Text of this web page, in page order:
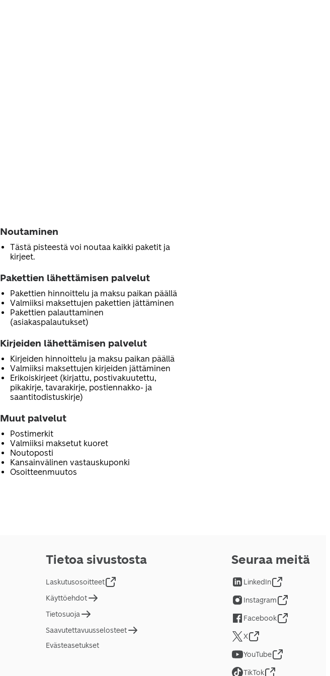
Noutaminen
Tästä pisteestä voi noutaa kaikki paketit ja
kirjeet.
Pakettien lähettämisen palvelut
Pakettien hinnoittelu ja maksu paikan päällä
Valmiiksi maksettujen pakettien jättäminen
Pakettien palauttaminen
(asiakaspalautukset)
Kirjeiden lähettämisen palvelut
Kirjeiden hinnoittelu ja maksu paikan päällä
Valmiiksi maksettujen kirjeiden jättäminen
Erikoiskirjeet (kirjattu, postivakuutettu,
pikakirje, tavarakirje, postiennakko- ja
saantitodistuskirje)
Muut palvelut
Postimerkit
Valmiiksi maksetut kuoret
Noutoposti
Kansainvälinen vastauskuponki
Osoitteenmuutos
Tietoa sivustosta
Laskutusosoitteet
Käyttöehdot
Tietosuoja
Saavutettavuusselosteet
Evästeasetukset
Seuraa meitä
LinkedIn
Instagram
Facebook
X
YouTube
TikTok